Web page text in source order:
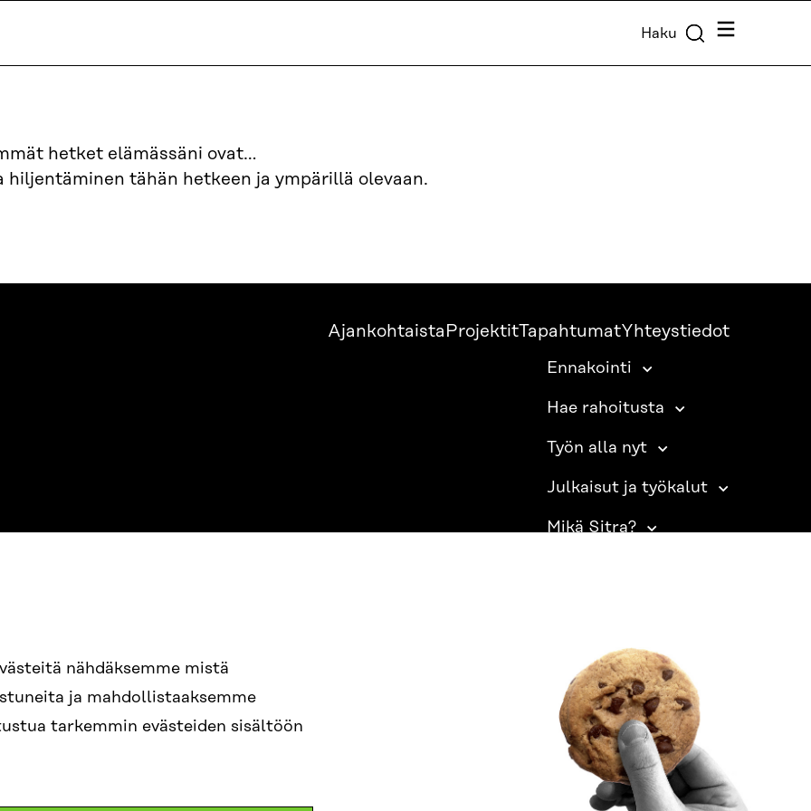
nähdäksemme mistä
ja mahdollistaaksemme
tarkemmin evästeiden sisältöön
Haku Valikko
hetket elämässäni ovat…
hiljentäminen tähän hetkeen ja ympärillä olevaan.
Ajankohtaista ProjektitTapahtumatYhteystiedot
Ennakointi
Hae rahoitusta
Työn alla nyt
Julkaisut ja työkalut
Mikä Sitra?
618 991
SITRA SOSIAALISESSA MEDIASSA